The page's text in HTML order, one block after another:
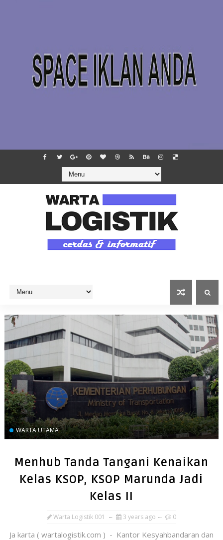
WARTA UTAMA
Menhub Tanda Tangani Kenaikan
Kelas KSOP, KSOP Marunda Jadi
Kelas II
Warta Logistik 001 3 years ago 0
Ja karta ( wartalogistik.com ) - Kantor Kesyahbandaran dan